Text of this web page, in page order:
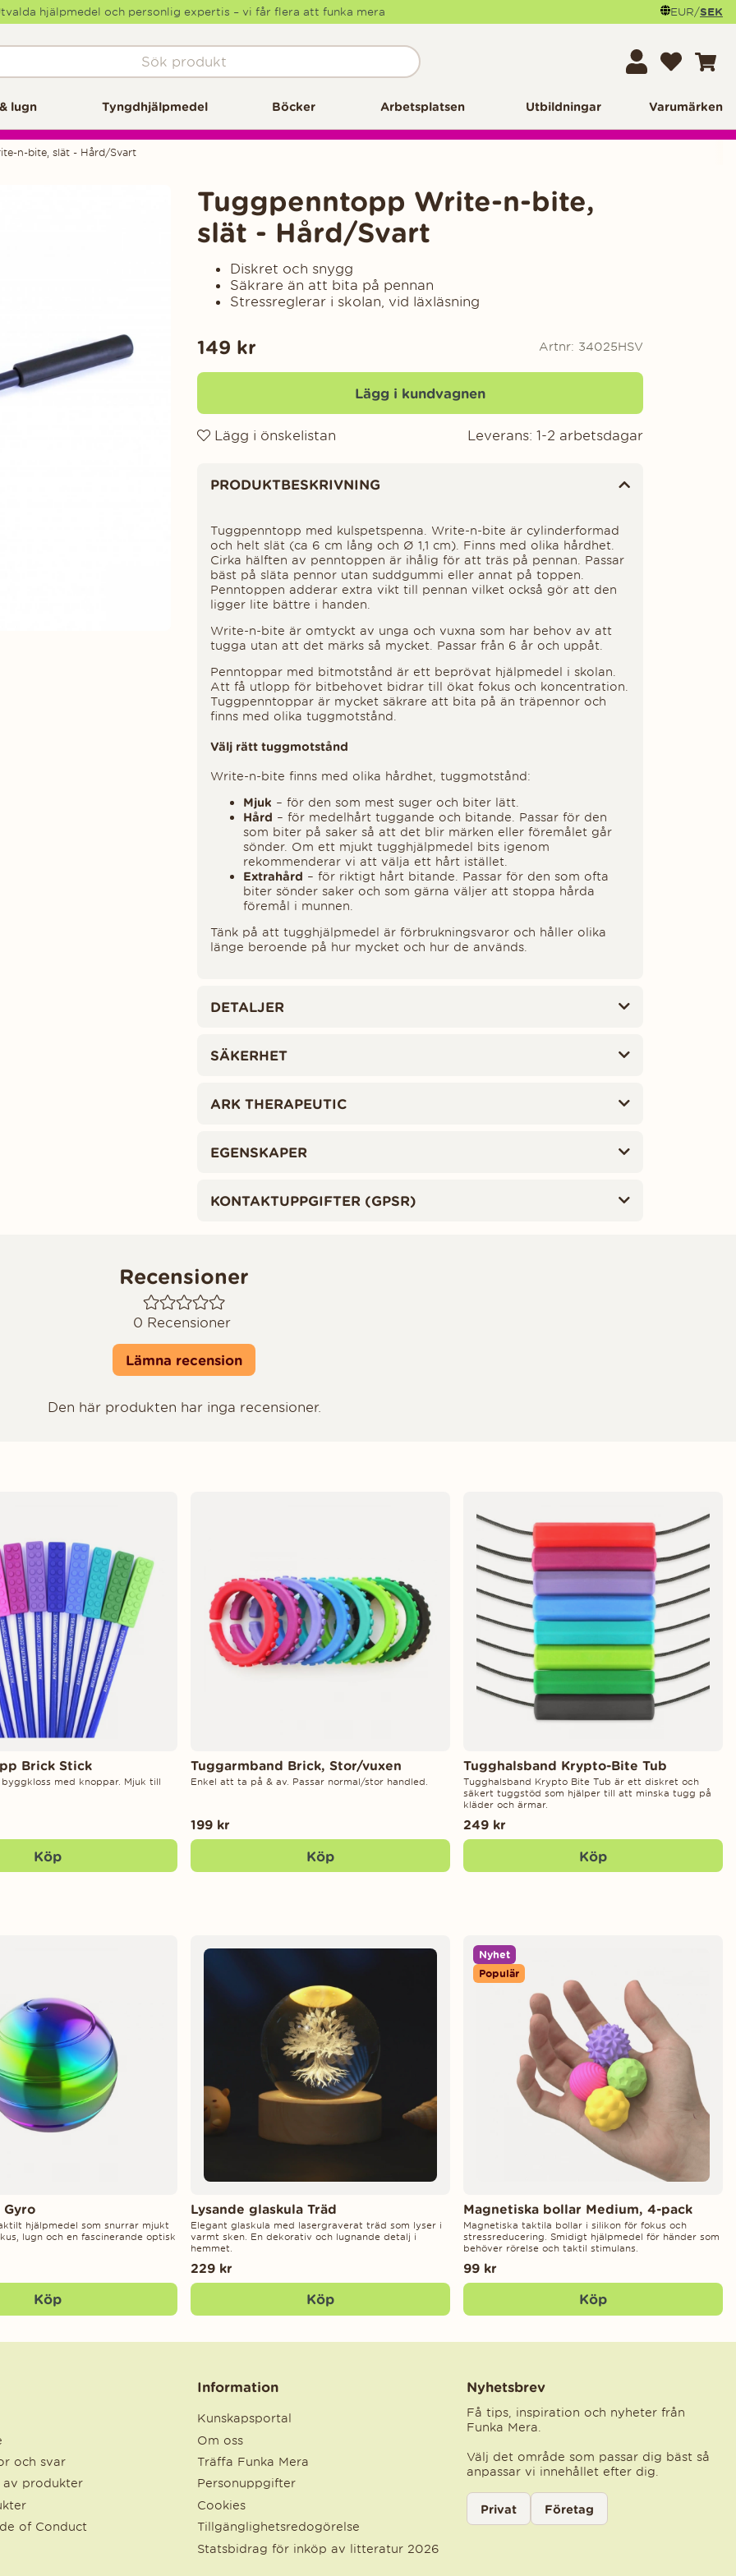
hjälpmedel och personlig expertis – vi får flera att funka mera EUR/SEK
lugn Tyngdhjälpmedel Böcker Arbetsplatsen Utbildningar Varumärken
n-bite, slät - Hård/Svart
Tuggpenntopp Write-n-bite,
slät - Hård/Svart
Diskret och snygg
Säkrare än att bita på pennan
Stressreglerar i skolan, vid läxläsning
149 kr Artnr: 34025HSV
Lägg i kundvagnen
Lägg i önskelistan Leverans: 1-2 arbetsdagar
PRODUKTBESKRIVNING
Tuggpenntopp med kulspetspenna. Write-n-bite är cylinderformad
och helt slät (ca 6 cm lång och Ø 1,1 cm). Finns med olika hårdhet.
Cirka hälften av penntoppen är ihålig för att träs på pennan. Passar
bäst på släta pennor utan suddgummi eller annat på toppen.
Penntoppen adderar extra vikt till pennan vilket också gör att den
ligger lite bättre i handen.
Write-n-bite är omtyckt av unga och vuxna som har behov av att
tugga utan att det märks så mycket. Passar från 6 år och uppåt.
Penntoppar med bitmotstånd är ett beprövat hjälpmedel i skolan.
Att få utlopp för bitbehovet bidrar till ökat fokus och koncentration.
Tuggpenntoppar är mycket säkrare att bita på än träpennor och
finns med olika tuggmotstånd.
Välj rätt tuggmotstånd
Write-n-bite finns med olika hårdhet, tuggmotstånd:
Mjuk – för den som mest suger och biter lätt.
Hård – för medelhårt tuggande och bitande. Passar för den
som biter på saker så att det blir märken eller föremålet går
sönder. Om ett mjukt tugghjälpmedel bits igenom
rekommenderar vi att välja ett hårt istället.
Extrahård – för riktigt hårt bitande. Passar för den som ofta
biter sönder saker och som gärna väljer att stoppa hårda
föremål i munnen.
Tänk på att tugghjälpmedel är förbrukningsvaror och håller olika
länge beroende på hur mycket och hur de används.
DETALJER
SÄKERHET
ARK THERAPEUTIC
EGENSKAPER
KONTAKTUPPGIFTER (GPSR)
Recensioner
0 Recensioner
Lämna recension
Den här produkten har inga recensioner.
Brick Stick
med knoppar. Mjuk till
Köp
Tuggarmband Brick, Stor/vuxen
Enkel att ta på & av. Passar normal/stor handled.
199 kr
Köp
Tugghalsband Krypto-Bite Tub
Tugghalsband Krypto Bite Tub är ett diskret och
säkert tuggstöd som hjälper till att minska tugg på
kläder och ärmar.
249 kr
Köp
hjälpmedel som snurrar mjukt
lugn och en fascinerande optisk
Köp
Lysande glaskula Träd
Elegant glaskula med lasergraverat träd som lyser i
varmt sken. En dekorativ och lugnande detalj i
hemmet.
229 kr
Köp
Nyhet
Populär
Magnetiska bollar Medium, 4-pack
Magnetiska taktila bollar i silikon för fokus och
stressreducering. Smidigt hjälpmedel för händer som
behöver rörelse och taktil stimulans.
99 kr
Köp
och svar
av produkter
of Conduct
Information
Kunskapsportal
Om oss
Träffa Funka Mera
Personuppgifter
Cookies
Tillgänglighetsredogörelse
Statsbidrag för inköp av litteratur 2026
Nyhetsbrev
Få tips, inspiration och nyheter från
Funka Mera.
Välj det område som passar dig bäst så
anpassar vi innehållet efter dig.
Välj kategori för nyhetsbrev
Privat Företag